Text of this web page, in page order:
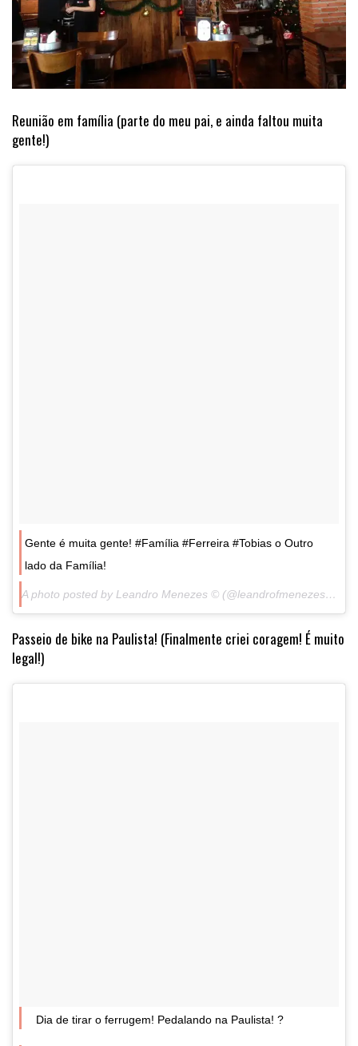
Reunião em família (parte do meu pai, e ainda faltou muita
gente!)
Gente é muita gente! #Família #Ferreira #Tobias o Outro
lado da Família!
A photo posted by Leandro Menezes © (@leandrofmenezes) on
Passeio de bike na Paulista! (Finalmente criei coragem! É muito
legal!)
Dia de tirar o ferrugem! Pedalando na Paulista! ?